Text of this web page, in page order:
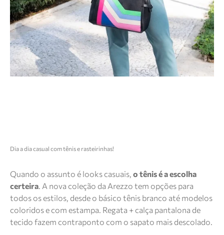
Dia a dia casual com tênis e rasteirinhas!
Quando o assunto é looks casuais, o tênis é a escolha
certeira. A nova coleção da Arezzo tem opções para
todos os estilos, desde o básico tênis branco até modelos
coloridos e com estampa. Regata + calça pantalona de
tecido fazem contraponto com o sapato mais descolado.